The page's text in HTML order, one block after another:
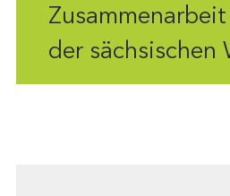
der sächsischen